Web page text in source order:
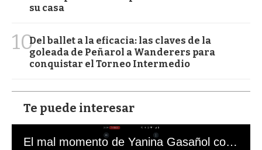
su casa
10Del ballet a la eficacia: las claves de la
goleada de Peñarol a Wanderers para
conquistar el Torneo Intermedio
Te puede interesar
El mal momento de Yanina Gasañol con un hincha argentino en "Subrayado"